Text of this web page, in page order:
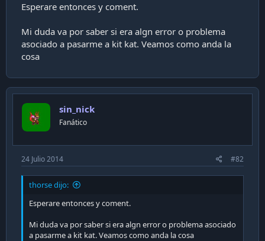
Esperare entonces y coment.
Mi duda va por saber si era algn error o problema
asociado a pasarme a kit kat. Veamos como anda la
cosa
sin_nick
Fanático
24 Julio 2014 #82
thorse dijo:
Esperare entonces y coment.
Mi duda va por saber si era algn error o problema asociado
a pasarme a kit kat. Veamos como anda la cosa